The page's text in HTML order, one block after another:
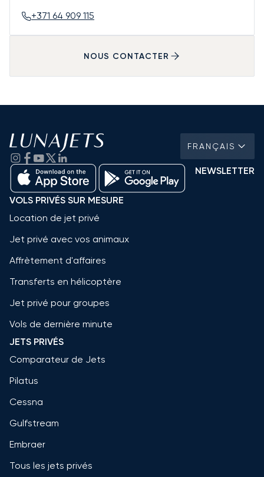
+371 64 909 115
NOUS CONTACTER
FRANÇAIS
NEWSLETTER
VOLS PRIVÉS SUR MESURE
Location de jet privé
Jet privé avec vos animaux
Affrètement d'affaires
Transferts en hélicoptère
Jet privé pour groupes
Vols de dernière minute
JETS PRIVÉS
Comparateur de Jets
Pilatus
Cessna
Gulfstream
Embraer
Tous les jets privés